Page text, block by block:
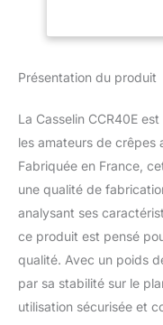
Présentation du produit
La Casselin CCR40E
les amateurs de crêpes
Fabriquée en France,
une qualité de
analysant ses
ce produit est pensé
qualité. Avec un poids
par sa stabilité sur le
utilisation sécurisée et